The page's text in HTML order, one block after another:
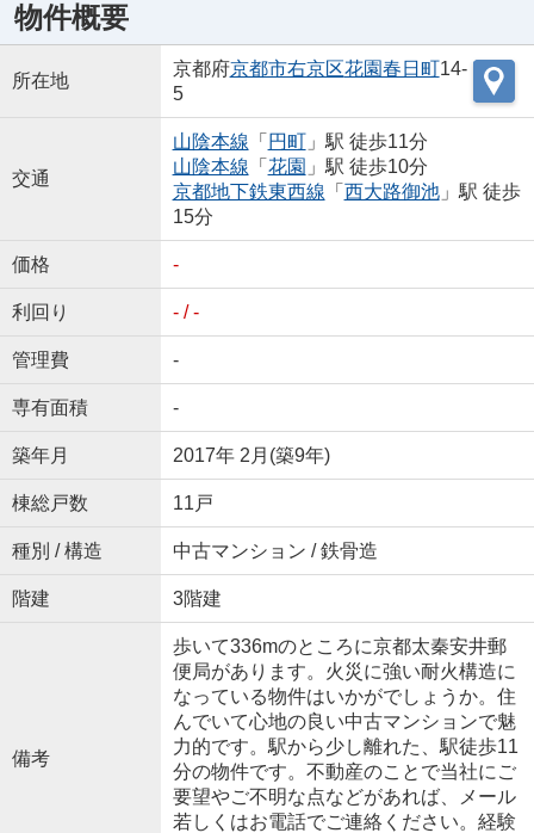
物件概要
所在地
京都府京都市右京区花園春日町14-
5
交通
山陰本線 「 円町」駅 徒歩11分
山陰本線 「 花園 」駅 徒歩10分
京都地下鉄東西線 「 西大路御池」駅 徒歩
15分
価格 -
利回り - / -
管理費 -
専有面積 -
築年月 2017年 2月(築9年)
棟総戸数 11戸
種別 / 構造 中古マンション / 鉄骨造
階建 3階建
備考
歩いて336mのところに京都太秦安井郵
便局があります。火災に強い耐火構造に
なっている物件はいかがでしょうか。住
んでいて心地の良い中古マンションで魅
力的です。駅から少し離れた、駅徒歩11
分の物件です。不動産のことで当社にご
要望やご不明な点などがあれば、メール
若しくはお電話でご連絡ください。経験